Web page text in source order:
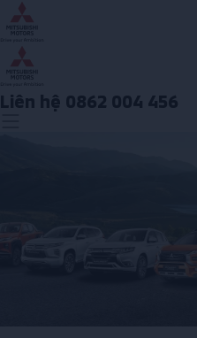
Liên hệ 0862 004 456